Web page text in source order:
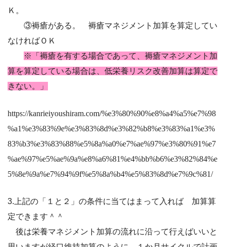
Ｋ。
③褥瘡がある。 褥瘡マネジメント加算を算定してい
なければＯＫ
※「褥瘡を有する場合であって、褥瘡マネジメント加
算を算定している場合は、 低栄養リスク改善加算は算定で
きない。」
https://kanrieiyoushiram.com/%e3%80%90%e8%a4%a5%e7%98
%a1%e3%83%9e%e3%83%8d%e3%82%b8%e3%83%a1%e3%
83%b3%e3%83%88%e5%8a%a0%e7%ae%97%e3%80%91%e7
%ae%97%e5%ae%9a%e8%a6%81%e4%bb%b6%e3%82%84%e
5%8e%9a%e7%94%9f%e5%8a%b4%e5%83%8d%e7%9c%81/
3.上記の「１と２」の条件に当てはまって入れば 加算算
定できます＾＾
後は栄養マネジメント加算の流れに沿って行えばいいと